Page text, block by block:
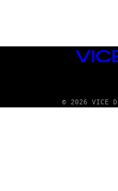
VICE
MEDIA
© 2026 VICE